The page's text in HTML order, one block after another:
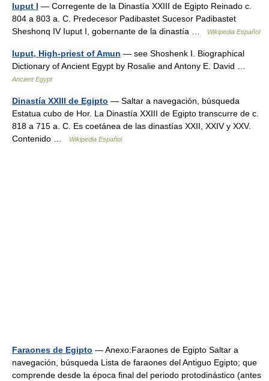
Iuput I — Corregente de la Dinastía XXIII de Egipto Reinado c.
804 a 803 a. C. Predecesor Padibastet Sucesor Padibastet
Sheshonq IV Iuput I, gobernante de la dinastía …
Wikipedia Español
Iuput, High-priest of Amun — see Shoshenk I. Biographical
Dictionary of Ancient Egypt by Rosalie and Antony E. David …
Ancient Egypt
Dinastía XXIII de Egipto — Saltar a navegación, búsqueda
Estatua cubo de Hor. La Dinastía XXIII de Egipto transcurre de c.
818 a 715 a. C. Es coetánea de las dinastías XXII, XXIV y XXV.
Contenido …
Wikipedia Español
Faraones de Egipto — Anexo:Faraones de Egipto Saltar a
navegación, búsqueda Lista de faraones del Antiguo Egipto; que
comprende desde la época final del periodo protodinástico (antes